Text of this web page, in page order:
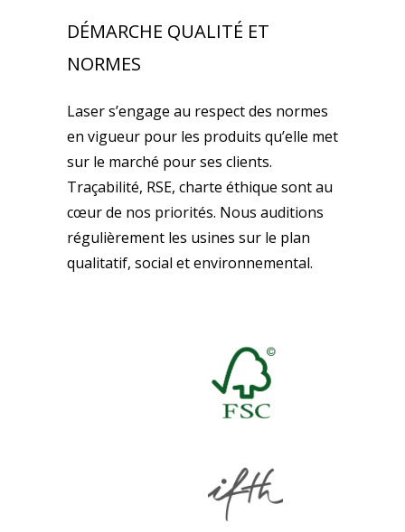
DÉMARCHE QUALITÉ ET
NORMES
Laser s’engage au respect des normes
en vigueur pour les produits qu’elle met
sur le marché pour ses clients.
Traçabilité, RSE, charte éthique sont au
cœur de nos priorités. Nous auditions
régulièrement les usines sur le plan
qualitatif, social et environnemental.